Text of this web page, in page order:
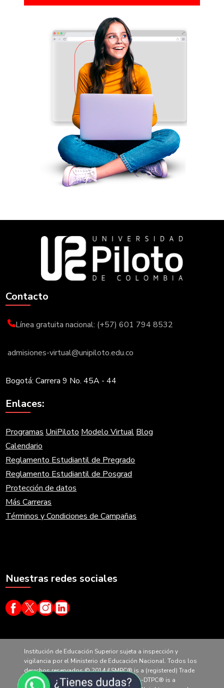
Contacto
Línea gratuita nacional: (+57) 601 794 8532
admisiones-virtual@unipiloto.edu.co
Bogotá: Carrera 9 No. 45A - 44
Enlaces:
Programas UniPiloto Modelo Virtual Blog
Calendario
Reglamento Estudiantil de Pregrado
Reglamento Estudiantil de Posgrad
Protección de datos
Más Carreras
Términos y Condiciones de Campañas
Nuestras redes sociales
Institución de Educación Superior sujeta a inspección y
vigilancia por el Ministerio de Educación Nacional. Todos los
derechos reservados © 2014 // SMPC® is a (registered) Trade
Mark of CertiProf, LLC. All rights reserved. -DTPC® is a